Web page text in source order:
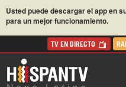
Usted puede descargar el app en
para un mejor funcionamiento.
TV EN DIRECTO